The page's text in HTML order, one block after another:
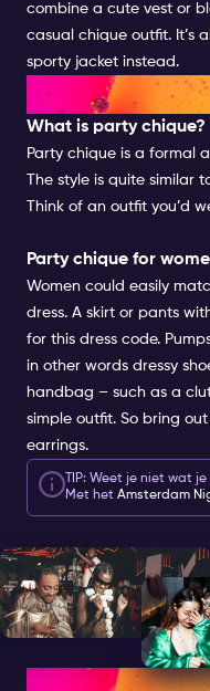
combine a cute vest or
casual chique outfit. It’s
sporty jacket instead.
PARTY
What is party chique?
Party chique is a formal
The style is quite similar
Think of an outfit you’d
Party chique for
Women could easily
dress. A skirt or pants
for this dress code.
in other words dressy
handbag – such as a
simple outfit. So bring
earrings.
TIP: Weet je niet wat
Met het Amsterdam
evenement heeft zijn
helemaal klaar voor